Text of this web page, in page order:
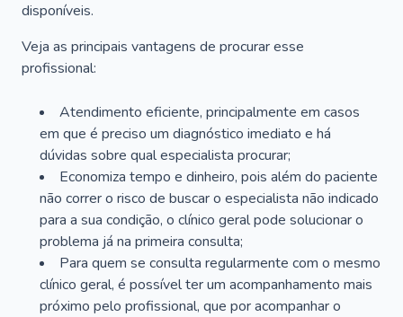
disponíveis.
Veja as principais vantagens de procurar esse
profissional:
Atendimento eficiente, principalmente em casos
em que é preciso um diagnóstico imediato e há
dúvidas sobre qual especialista procurar;
Economiza tempo e dinheiro, pois além do paciente
não correr o risco de buscar o especialista não indicado
para a sua condição, o clínico geral pode solucionar o
problema já na primeira consulta;
Para quem se consulta regularmente com o mesmo
clínico geral, é possível ter um acompanhamento mais
próximo pelo profissional, que por acompanhar o